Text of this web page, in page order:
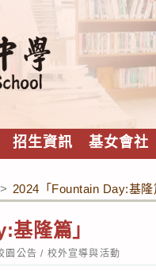
招生資訊 基女會社
> 2024「Fountain Day:基隆
隆篇」
園公告 / 校外宣導與活動